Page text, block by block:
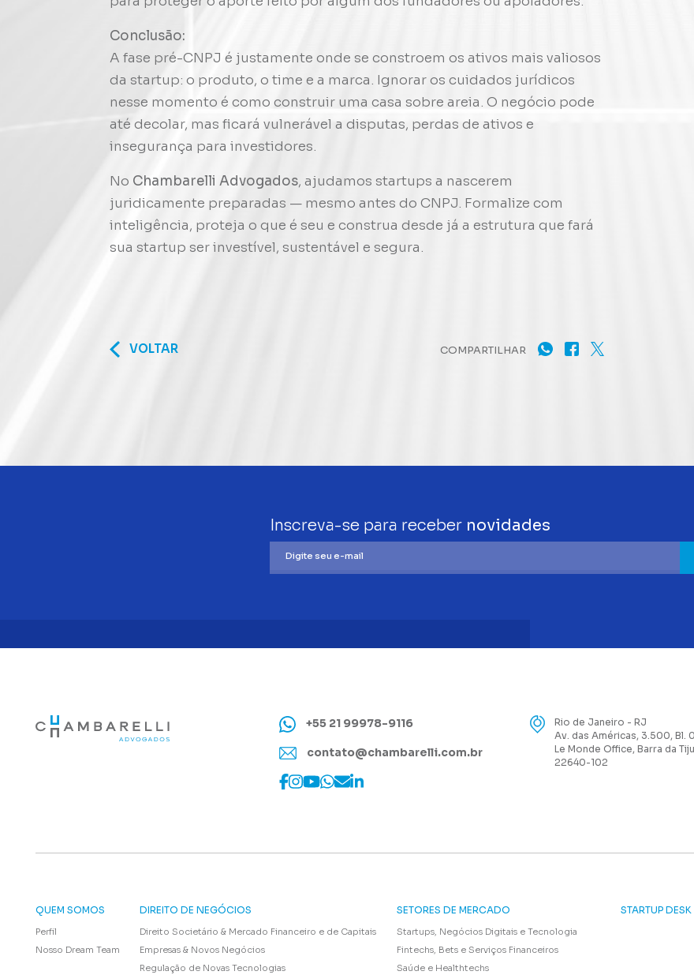
Conclusão:
A fase pré-CNPJ é justamente onde se constroem os ativos mais valiosos
da startup: o produto, o time e a marca. Ignorar os cuidados jurídicos
nesse momento é como construir uma casa sobre areia. O negócio pode
até decolar, mas ficará vulnerável a disputas, perdas de ativos e
insegurança para investidores.
No Chambarelli Advogados, ajudamos startups a nascerem
juridicamente preparadas — mesmo antes do CNPJ. Formalize com
inteligência, proteja o que é seu e construa desde já a estrutura que fará
sua startup ser investível, sustentável e segura.
VOLTAR COMPARTILHAR
Inscreva-se para receber novidades
+55 21 99978-9116
contato@chambarelli.com.br
Rio de Janeiro - RJ
Av. das Américas, 3.500, Bl.
Le Monde Office, Barra da
22640-102
QUEM SOMOS
Perfil
Nosso Dream Team
DIREITO DE NEGÓCIOS
Direito Societário & Mercado Financeiro e de Capitais
Empresas & Novos Negócios
Regulação de Novas Tecnologias
SETORES DE MERCADO
Startups, Negócios Digitais e Tecnologia
Fintechs, Bets e Serviços Financeiros
Saúde e Healthtechs
STARTUP DESK